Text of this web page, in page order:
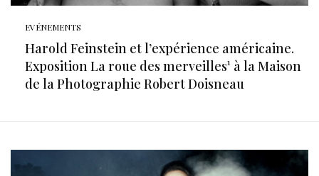
EVÉNEMENTS
Harold Feinstein et l’expérience américaine.
Exposition La roue des merveilles¹ à la Maison
de la Photographie Robert Doisneau